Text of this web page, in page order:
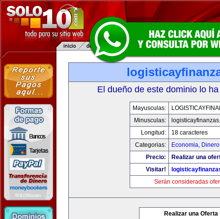
El dueño de este dominio lo
Mayusculas:
Minusculas:
Longitud:
18 caracteres
Categorias:
Economia,
Precio:
Realizar una
Visitar!
Serán consideradas
Realizar una Oferta